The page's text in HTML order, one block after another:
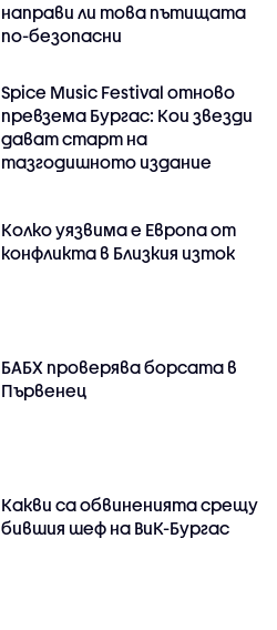
направи ли това пътищата
по-безопасни
Spice Music Festival отново
превзема Бургас: Кои звезди
дават старт на
тазгодишното издание
Колко уязвима е Европа от
конфликта в Близкия изток
БАБХ проверява борсата в
Първенец
Какви са обвиненията срещу
бившия шеф на ВиК-Бургас